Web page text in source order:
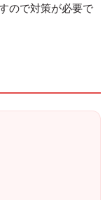
ので対策が必要で